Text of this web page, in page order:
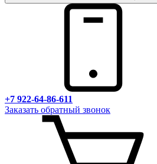
+7 922-64-86-611
Заказать обратный звонок